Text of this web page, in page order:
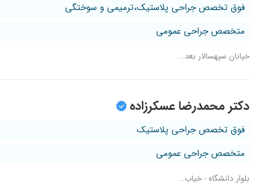
فوق تخصص جراحی پلاستیک،ترمیمی و سوختگی
متخصص جراحی عمومی
خیابان سپهسالار بعد...
دکتر محمدرضا عسکرزاده
فوق تخصص جراحی پلاستیک
متخصص جراحی عمومی
بلوار دانشگاه - خیاب...